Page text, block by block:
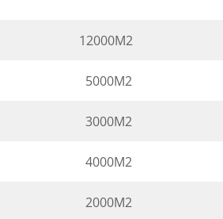
12000M2
5000M2
3000M2
4000M2
2000M2